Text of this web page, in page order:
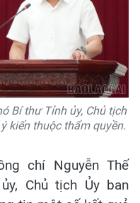
Bí thư Tỉnh ủy, Chủ tịch
kiến thuộc thẩm quyền.
chí Nguyễn Thế
Chủ tịch Ủy ban